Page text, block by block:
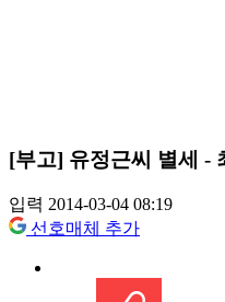
[부고] 유정근씨 별세 -
입력 2014-03-04 08:19
선호매체 추가